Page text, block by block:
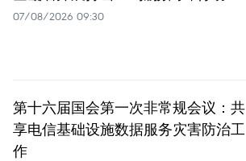
07/08/2026 09:30
第十六届国会第一次非常规会议：共
享电信基础设施数据服务灾害防治工
作